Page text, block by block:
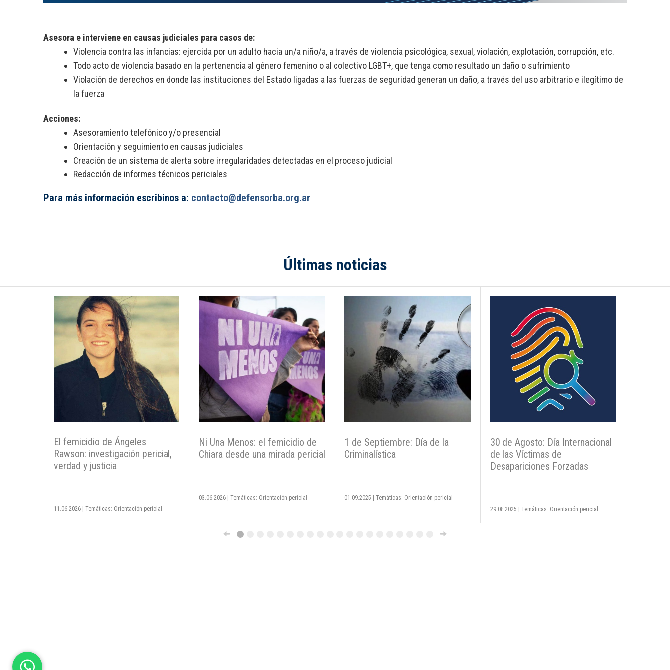
Asesora e interviene en causas judiciales para casos de:
Violencia contra las infancias: ejercida por un adulto hacia un/a niño/a, a través de violencia psicológica, sexual, violación, explotación, corrupción, etc.
Todo acto de violencia basado en la pertenencia al género femenino o al colectivo LGBT+, que tenga como resultado un daño o sufrimiento
Violación de derechos en donde las instituciones del Estado ligadas a las fuerzas de seguridad generan un daño, a través del uso arbitrario e ilegítimo de
la fuerza
Acciones:
Asesoramiento telefónico y/o presencial
Orientación y seguimiento en causas judiciales
Creación de un sistema de alerta sobre irregularidades detectadas en el proceso judicial
Redacción de informes técnicos periciales
Para más información escribinos a: contacto@defensorba.org.ar
Últimas noticias
El femicidio de Ángeles
Rawson: investigación pericial,
verdad y justicia
11.06.2026 Temáticas: Orientación pericial
Ni Una Menos: el femicidio de
Chiara desde una mirada pericial
03.06.2026 Temáticas: Orientación pericial
1 de Septiembre: Día de la
Criminalística
01.09.2025 Temáticas: Orientación pericial
30 de Agosto: Día Internacional
de las Víctimas de
Desapariciones Forzadas
29.08.2025 Temáticas: Orientación pericial